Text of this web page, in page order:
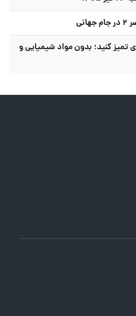
با این ترفند ۵ دقیقه‌ای تمیز کنید؛ بدون مواد شیمیایی و